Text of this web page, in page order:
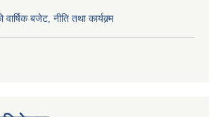
बजेट, नीति तथा कार्यक्र्म